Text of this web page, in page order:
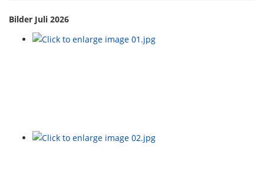
Bilder Juli 2026